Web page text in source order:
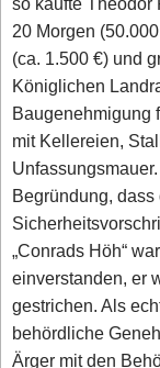
20 Morgen
(ca. 1.500 €) und
Königlichen
Baugenehmigung
mit Kellereien,
Begründung,
„Conrads Höh“
einverstanden, er
gestrichen. Als
behördliche
Ärger mit den